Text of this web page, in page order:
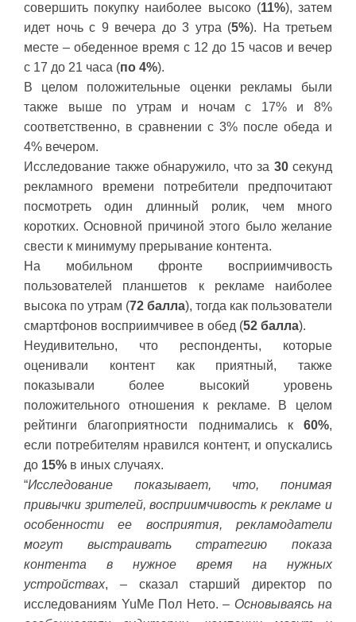
совершить покупку наиболее высоко (11%), затем
идет ночь с 9 вечера до 3 утра (5%). На третьем
месте – обеденное время с 12 до 15 часов и вечер
с 17 до 21 часа (по 4%).
В целом положительные оценки рекламы были
также выше по утрам и ночам с 17% и 8%
соответственно, в сравнении с 3% после обеда и
4% вечером.
Исследование также обнаружило, что за 30секунд
рекламного времени потребители предпочитают
посмотреть один длинный ролик, чем много
коротких. Основной причиной этого было желание
свести к минимуму прерывание контента.
На мобильном фронте восприимчивость
пользователей планшетов к рекламе наиболее
высока по утрам (72 балла), тогда как пользователи
смартфонов восприимчивее в обед (52 балла).
Неудивительно, что респонденты, которые
оценивали контент как приятный, также
показывали более высокий уровень
положительного отношения к рекламе. В целом
рейтинги благоприятности поднимались к 60%,
если потребителям нравился контент, и опускались
до 15% в иных случаях.
“Исследование показывает, что, понимая
привычки зрителей, восприимчивость к рекламе и
особенности ее восприятия, рекламодатели
могут выстраивать стратегию показа
контента в нужное время на нужных
устройствах, – сказал старший директор по
исследованиям YuMe Пол Нето. – Основываясь на